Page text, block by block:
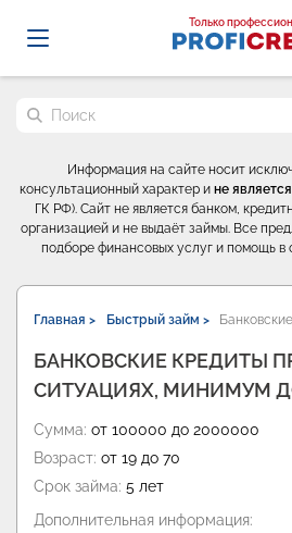
Probrokery - Только
Только
Поиск по сайту
Информация на сайте носит
консультационный характер и не
ГК РФ). Сайт не является банком,
организацией и не выдаёт займы. Все
подборе финансовых услуг и помощь в
Главная > Быстрый займ >
БАНКОВСКИЕ КРЕДИТЫ
СИТУАЦИЯХ, МИНИМУМ
Сумма: от 100000 до 2000000
Возраст: от 19 до 70
Срок займа: 5 лет
Дополнительная информация: